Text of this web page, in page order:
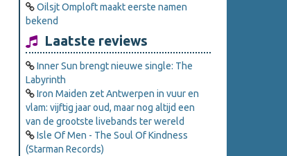
Oilsjt Omploft maakt eerste namen
bekend
Laatste reviews
Inner Sun brengt nieuwe single: The
Labyrinth
Iron Maiden zet Antwerpen in vuur en
vlam: vijftig jaar oud, maar nog altijd een
van de grootste livebands ter wereld
Isle Of Men - The Soul Of Kindness
(Starman Records)